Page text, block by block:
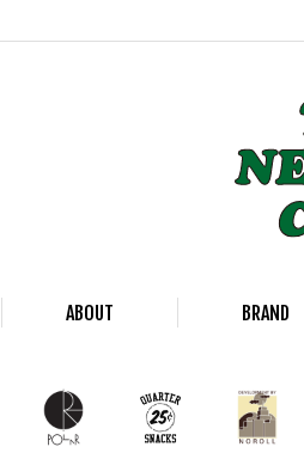
ABOUT BRAND